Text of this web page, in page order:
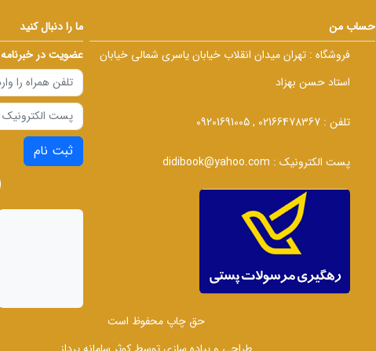
حساب من
فروشگاه : تهران میدان انقلاب خیابان یاسری شمالی خیابان
استاد حسن بهزاد
تلفن : 02166478367 , 09201691005
پست الکترونیک : didibook@yahoo.com
ما را دنبال کنید
عضویت در خبرنامه
ثبت نام
حق چاپ محفوظ است